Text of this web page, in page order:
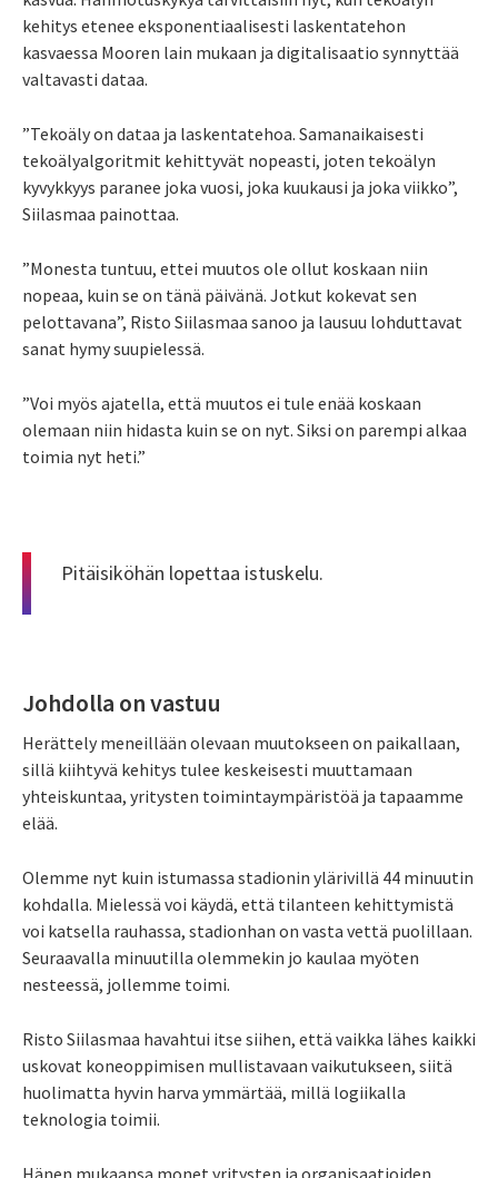
kehitys etenee eksponentiaalisesti laskentatehon
kasvaessa Mooren lain mukaan ja digitalisaatio synnyttää
valtavasti dataa.
”Tekoäly on dataa ja laskentatehoa. Samanaikaisesti
tekoälyalgoritmit kehittyvät nopeasti, joten tekoälyn
kyvykkyys paranee joka vuosi, joka kuukausi ja joka viikko”,
Siilasmaa painottaa.
”Monesta tuntuu, ettei muutos ole ollut koskaan niin
nopeaa, kuin se on tänä päivänä. Jotkut kokevat sen
pelottavana”, Risto Siilasmaa sanoo ja lausuu lohduttavat
sanat hymy suupielessä.
”Voi myös ajatella, että muutos ei tule enää koskaan
olemaan niin hidasta kuin se on nyt. Siksi on parempi alkaa
toimia nyt heti.”
Pitäisiköhän lopettaa istuskelu.
Johdolla on vastuu
Herättely meneillään olevaan muutokseen on paikallaan,
sillä kiihtyvä kehitys tulee keskeisesti muuttamaan
yhteiskuntaa, yritysten toimintaympäristöä ja tapaamme
elää.
Olemme nyt kuin istumassa stadionin ylärivillä 44 minuutin
kohdalla. Mielessä voi käydä, että tilanteen kehittymistä
voi katsella rauhassa, stadionhan on vasta vettä puolillaan.
Seuraavalla minuutilla olemmekin jo kaulaa myöten
nesteessä, jollemme toimi.
Risto Siilasmaa havahtui itse siihen, että vaikka lähes kaikki
uskovat koneoppimisen mullistavaan vaikutukseen, siitä
huolimatta hyvin harva ymmärtää, millä logiikalla
teknologia toimii.
Hänen mukaansa monet yritysten ja organisaatioiden